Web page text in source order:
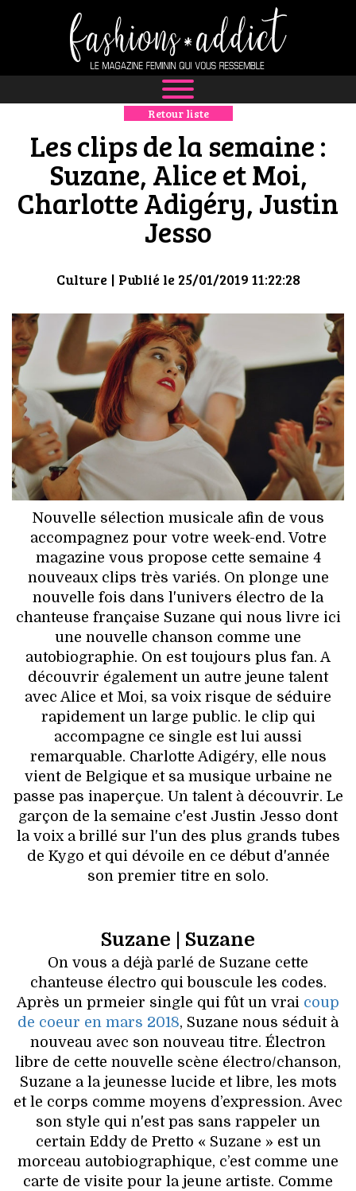
NEWS
MODE
LUXE
DÉFILÉS
BOUTIQUE
CULTURE
HIGH TECH
MAISON
AUTO
LIEUX TENDANCES
BEAUTÉ
MODE DE RUE
JEUNES CRÉATEURS
HISTOIRE DES MARQUES
DÉCO
VOYAGES & LOISIRS
Retour liste
Les clips de la semaine :
Suzane, Alice et Moi,
Charlotte Adigéry, Justin
Jesso
Culture| Publié le 25/01/2019 11:22:28
Nouvelle sélection musicale afin de vous
accompagnez pour votre week-end. Votre
magazine vous propose cette semaine 4
nouveaux clips très variés. On plonge une
nouvelle fois dans l'univers électro de la
chanteuse française Suzane qui nous livre ici
une nouvelle chanson comme une
autobiographie. On est toujours plus fan. A
découvrir également un autre jeune talent
avec Alice et Moi, sa voix risque de séduire
rapidement un large public. le clip qui
accompagne ce single est lui aussi
remarquable. Charlotte Adigéry, elle nous
vient de Belgique et sa musique urbaine ne
passe pas inaperçue. Un talent à découvrir. Le
garçon de la semaine c'est Justin Jesso dont
la voix a brillé sur l'un des plus grands tubes
de Kygo et qui dévoile en ce début d'année
son premier titre en solo.
Suzane | Suzane
On vous a déjà parlé de Suzane cette
chanteuse électro qui bouscule les codes.
Après un prmeier single qui fût un vrai coup
de coeur en mars 2018, Suzane nous séduit à
nouveau avec son nouveau titre. Électron
libre de cette nouvelle scène électro/chanson,
Suzane a la jeunesse lucide et libre, les mots
et le corps comme moyens d’expression. Avec
son style qui n'est pas sans rappeler un
certain Eddy de Pretto « Suzane » est un
morceau autobiographique, c’est comme une
carte de visite pour la jeune artiste. Comme